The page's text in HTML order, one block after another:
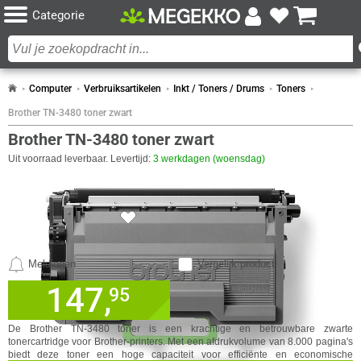
Categorie
Computer Verbruiksartikelen Inkt / Toners / Drums Toners
Brother TN-3480 toner zwart
Brother TN-3480 toner zwart
Uit voorraad leverbaar. Levertijd: 3 werkdagen (woensdag)
De Brother TN-3480 toner is een krachtige en betrouwbare zwarte
tonercartridge voor Brother-printers. Met een afdrukvolume van 8.000 pagina's
biedt deze toner een hoge capaciteit voor efficiënte en economische
147,95
IN WINKELMAND
✓ 30 dagen bedenktermijn!
✓ 24 maanden garantie!
✓ Achteraf betalen!
Vergelijk product
Meldingen
GA NAAR
SPECIFICATIES
DESIGN
Eigenschap Waarde
Compatibiliteit
HL-L6250DN, HL-L6300DW, HL-L6400DW,
HL-L6400DWTT, MFC-L6800DWT, MFC-
Kleur van het product
Zwart
Soort
Origineel